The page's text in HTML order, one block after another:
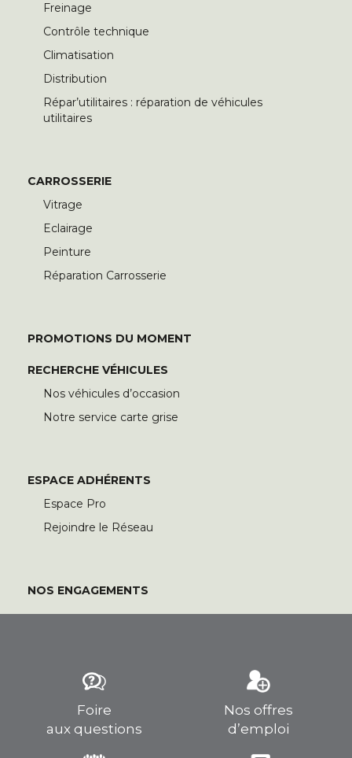
Freinage
Contrôle technique
Climatisation
Distribution
Répar’utilitaires : réparation de véhicules
utilitaires
CARROSSERIE
Vitrage
Eclairage
Peinture
Réparation Carrosserie
PROMOTIONS DU MOMENT
RECHERCHE VÉHICULES
Nos véhicules d’occasion
Notre service carte grise
ESPACE ADHÉRENTS
Espace Pro
Rejoindre le Réseau
NOS ENGAGEMENTS
Foire
aux questions
Nos offres
d’emploi